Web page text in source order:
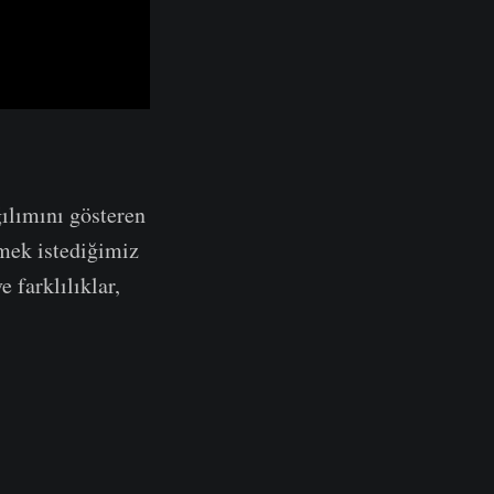
gösteren
istediğimiz
farklılıklar,